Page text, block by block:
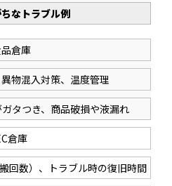
なトラブル例
倉庫
物混入対策、温度管理
タつき、商品破損や液漏れ
倉庫
回数）、トラブル時の復旧時間